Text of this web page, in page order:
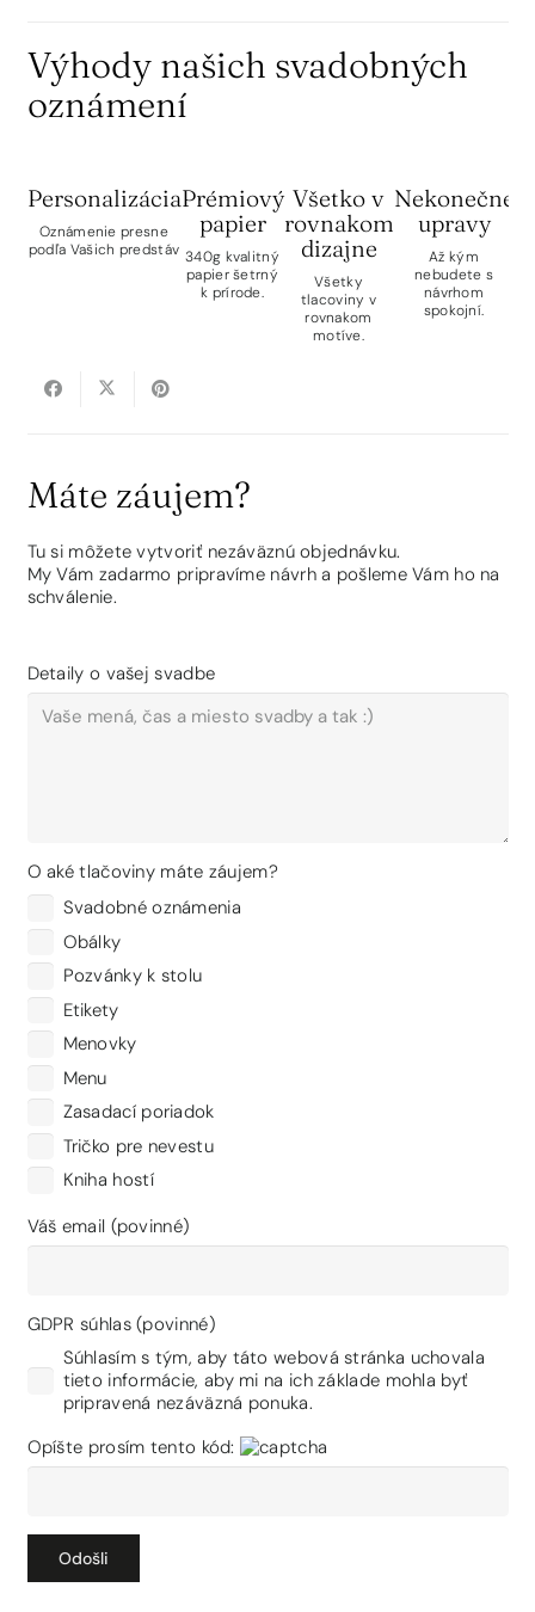
Výhody našich svadobných
oznámení
Personalizácia
Oznámenie presne
podľa Vašich predstáv
Prémiový
papier
340g kvalitný
papier šetrný
k prírode.
Všetko v
rovnakom
dizajne
Všetky
tlacoviny v
rovnakom
motíve.
Nekonečné
upravy
Až kým
nebudete s
návrhom
spokojní.
Máte záujem?
Tu si môžete vytvoriť nezáväznú objednávku.
My Vám zadarmo pripravíme návrh a pošleme Vám ho na
schválenie.
Detaily o vašej svadbe
O aké tlačoviny máte záujem?
Svadobné oznámenia
Obálky
Pozvánky k stolu
Etikety
Menovky
Menu
Zasadací poriadok
Tričko pre nevestu
Kniha hostí
Váš email (povinné)
GDPR súhlas (povinné)
Súhlasím s tým, aby táto webová stránka uchovala
tieto informácie, aby mi na ich základe mohla byť
pripravená nezáväzná ponuka.
Opíšte prosím tento kód: